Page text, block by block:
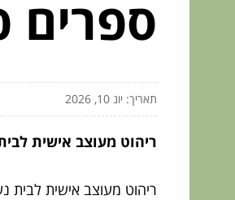
ספרים
תאריך: יונ 10, 2026
ריהוט מעוצב אישית
ריהוט מעוצב אישית